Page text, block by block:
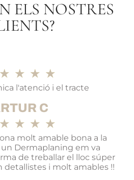
ELS NOSTRES
★ ★ ★ ★
l'atenció i el tracte
C
★ ★ ★ ★
molt amable bona a la
Dermaplaning em va
de treballar el lloc súper
detallistes i molt amables !!